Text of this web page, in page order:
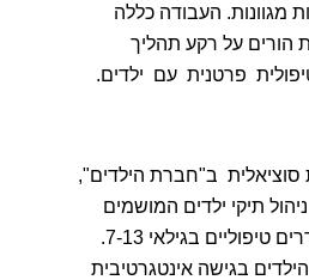
מגוונות. העבודה כללה
הורים על רקע תהליך
טיפולית פרטנית עם ילדים.
עובדת סוציאלית ב"חברת הילדים",
תיקי ילדים המושמים
בפנימיה, אשר מוגדרים טיפוליים בגילאי 7-13.
בגישה אינטגרטיבית